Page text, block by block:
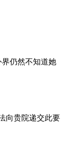
仍然不知道她
向贵院递交此要